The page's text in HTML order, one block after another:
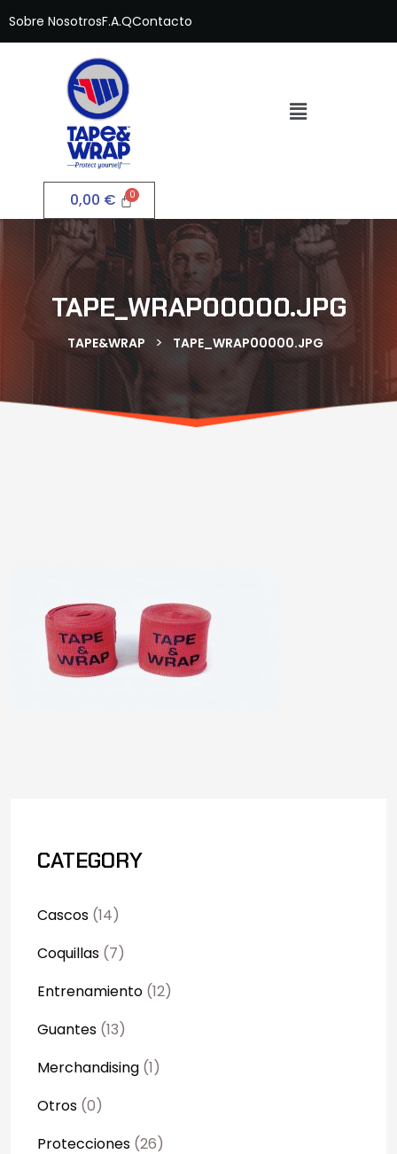
Sobre NosotrosF.A.QContacto
0,00 €
TAPE_WRAP00000.JPG
TAPE&WRAP > TAPE_WRAP00000.JPG
CATEGORY
Cascos (14)
Coquillas (7)
Entrenamiento (12)
Guantes (13)
Merchandising (1)
Otros (0)
Protecciones (26)